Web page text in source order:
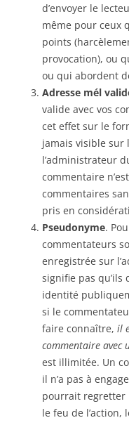
d’envoyer le
même pour ceux
points
provocation), ou
ou qui abordent
Adresse mél
valide avec vos
cet effet sur le
jamais visible sur
l’administrateur
commentaire
commentaires
pris en
Pseudonyme.
commentateurs
enregistrée sur
signifie pas
identité
si le
faire connaître, il
commentaire avec
est illimitée. Un
il n’a pas à
pourrait regretter
le feu de l’action,